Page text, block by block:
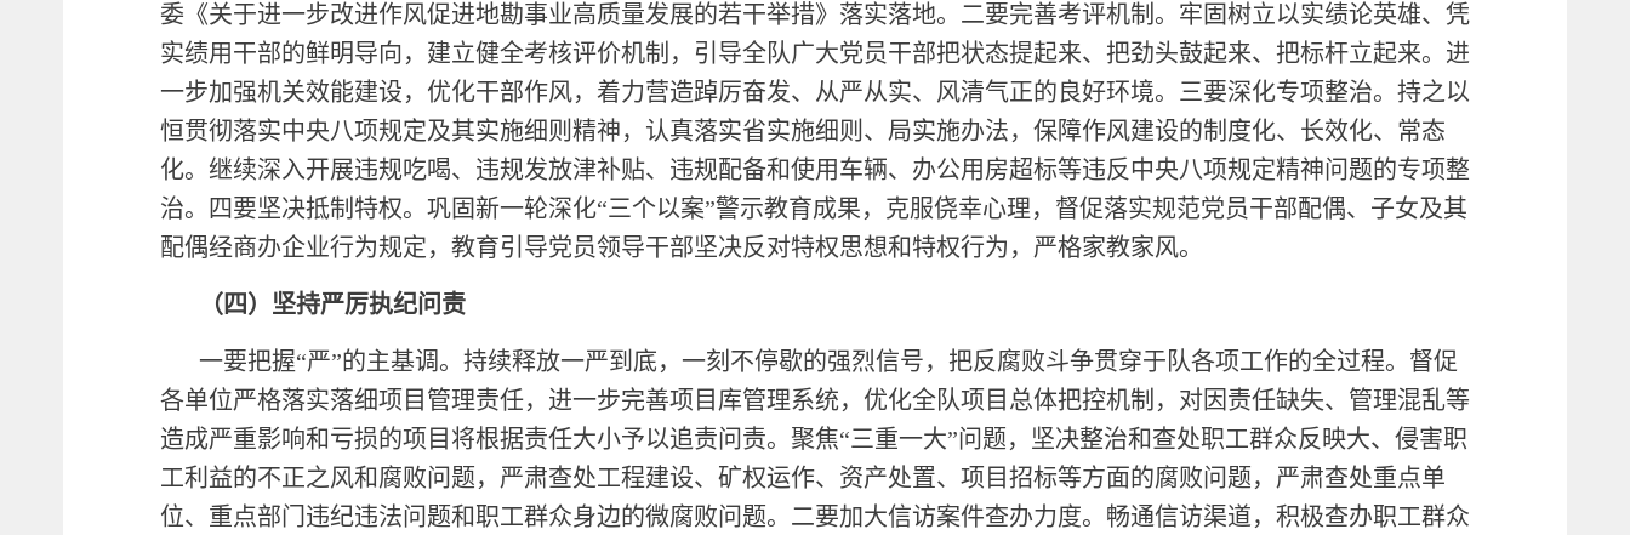
委《关于进一步改进作风促进地勘事业高质量发展的若干举措》落实落地。二要完善考评机制。牢固树立以实绩论英雄、凭
实绩用干部的鲜明导向，建立健全考核评价机制，引导全队广大党员干部把状态提起来、把劲头鼓起来、把标杆立起来。进
一步加强机关效能建设，优化干部作风，着力营造踔厉奋发、从严从实、风清气正的良好环境。三要深化专项整治。持之以
恒贯彻落实中央八项规定及其实施细则精神，认真落实省实施细则、局实施办法，保障作风建设的制度化、长效化、常态
化。继续深入开展违规吃喝、违规发放津补贴、违规配备和使用车辆、办公用房超标等违反中央八项规定精神问题的专项整
治。四要坚决抵制特权。巩固新一轮深化“三个以案”警示教育成果，克服侥幸心理，督促落实规范党员干部配偶、子女及其
配偶经商办企业行为规定，教育引导党员领导干部坚决反对特权思想和特权行为，严格家教家风。
（四）坚持严厉执纪问责
一要把握“严”的主基调。持续释放一严到底，一刻不停歇的强烈信号，把反腐败斗争贯穿于队各项工作的全过程。督促
各单位严格落实落细项目管理责任，进一步完善项目库管理系统，优化全队项目总体把控机制，对因责任缺失、管理混乱等
造成严重影响和亏损的项目将根据责任大小予以追责问责。聚焦“三重一大”问题，坚决整治和查处职工群众反映大、侵害职
工利益的不正之风和腐败问题，严肃查处工程建设、矿权运作、资产处置、项目招标等方面的腐败问题，严肃查处重点单
位、重点部门违纪违法问题和职工群众身边的微腐败问题。二要加大信访案件查办力度。畅通信访渠道，积极查办职工群众